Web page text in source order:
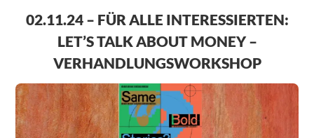
02.11.24 – FÜR ALLE INTERESSIERTEN:
LET’S TALK ABOUT MONEY –
VERHANDLUNGSWORKSHOP